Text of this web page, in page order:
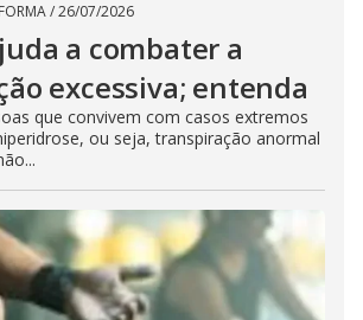
/26/07/2026
a combater a
excessiva; entenda
que convivem com casos extremos
ou seja, transpiração anormal